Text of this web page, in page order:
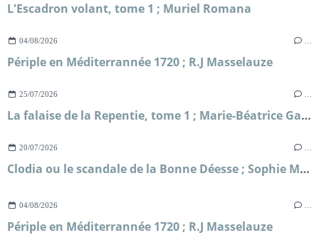
L'Escadron volant, tome 1 ; Muriel Romana
04/08/2026
Périple en Méditerrannée 1720 ; R.J Masselauze
25/07/2026
La falaise de la Repentie, tome 1 ; Marie-Béatrice Gauvin
20/07/2026
Clodia ou le scandale de la Bonne Déesse ; Sophie Malick-Prunier
04/08/2026
Périple en Méditerrannée 1720 ; R.J Masselauze